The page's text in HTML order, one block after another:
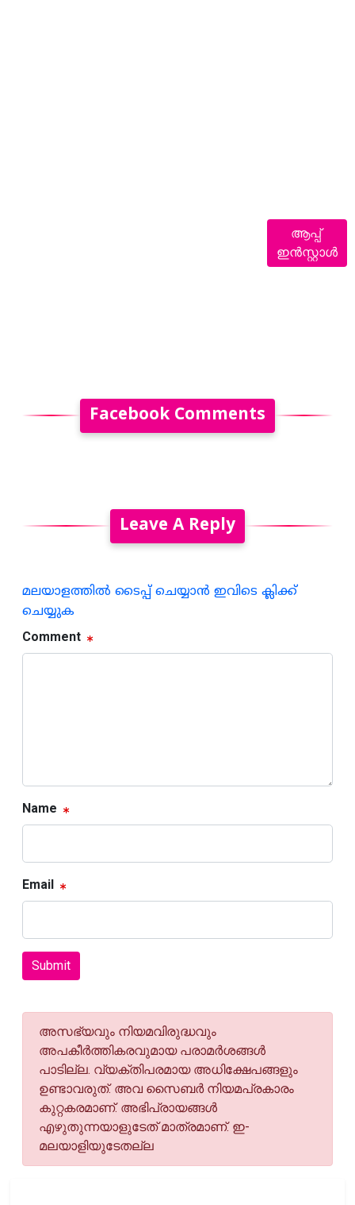
Facebook Comments
Leave A Reply
മലയാളത്തില്‍ ടൈപ്പ് ചെയ്യാന്‍ ഇവിടെ ക്ലിക്ക്
ചെയ്യുക
Comment
Name
Email
Submit
അസഭ്യവും നിയമവിരുദ്ധവും
അപകീര്‍ത്തികരവുമായ പരാമര്‍ശങ്ങള്‍
പാടില്ല. വ്യക്തിപരമായ അധിക്ഷേപങ്ങളും
ഉണ്ടാവരുത്. അവ സൈബര്‍ നിയമപ്രകാരം
കുറ്റകരമാണ്. അഭിപ്രായങ്ങള്‍
എഴുതുന്നയാളുടേത് മാത്രമാണ്. ഇ-
മലയാളിയുടേതല്ല
ആപ്പ്
ഇൻസ്റ്റാൾ